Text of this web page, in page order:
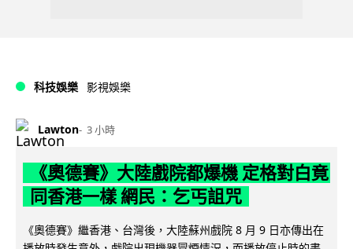
科技娛樂 影視娛樂
Lawton 3 小時
《奧德賽》大陸戲院都爆機 定格對白竟
同香港一樣 網民：乞丐詛咒
《奧德賽》繼香港、台灣後，大陸蘇州戲院 8 月 9 日亦傳出在